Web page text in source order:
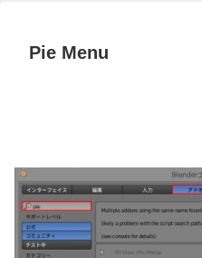
Pie Menu